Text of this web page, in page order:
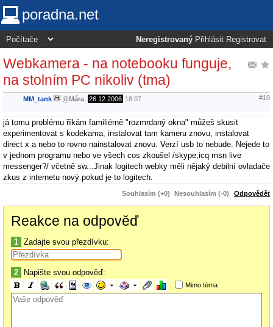
poradna.net
Neregistrovaný Přihlásit Registrovat
Webkamera - na notebooku funguje,
na stolním PC nikoliv (tma)
MM_tank @Mára 26.12.2006 18:07 #10
já tomu problému říkám familiérně "rozmrdaný okna" můžeš skusit
experimentovat s kodekama, instalovat tam kameru znovu, instalovat
direct x a nebo to rovno nainstalovat znovu. Verzí usb to nebude. Nejede to
v jednom programu nebo ve všech cos zkoušel /skype,icq msn live
messenger?/ včetně sw...Jinak logitech webky měli nějaký debilní ovladače
zkus z internetu nový pokud je to logitech.
Souhlasím (+0) Nesouhlasím (-0) Odpovědět
Reakce na odpověď
1 Zadajte svou přezdívku:
2 Napište svou odpověď:
Mimo téma